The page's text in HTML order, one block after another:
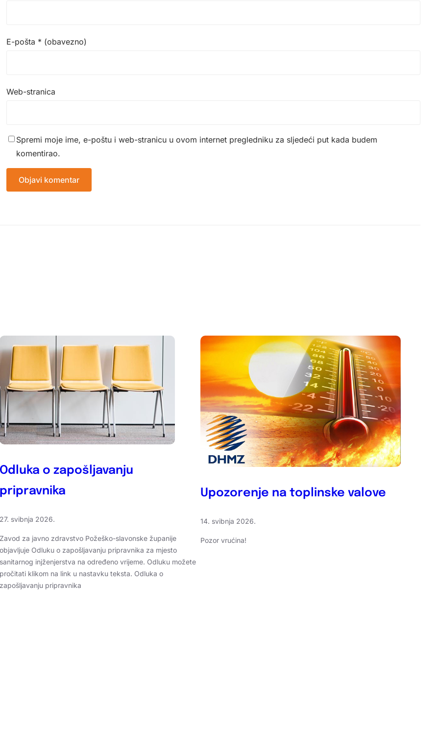
E-pošta * (obavezno)
Web-stranica
Spremi moje ime, e-poštu i web-stranicu u ovom internet pregledniku za sljedeći put kada budem
komentirao.
Odluka o zapošljavanju
pripravnika
27. svibnja 2026.
Zavod za javno zdravstvo Požeško-slavonske županije
objavljuje Odluku o zapošljavanju pripravnika za mjesto
sanitarnog injženjerstva na određeno vrijeme. Odluku možete
pročitati klikom na link u nastavku teksta. Odluka o
zapošljavanju pripravnika
Upozorenje na toplinske valove
14. svibnja 2026.
Pozor vrućina!